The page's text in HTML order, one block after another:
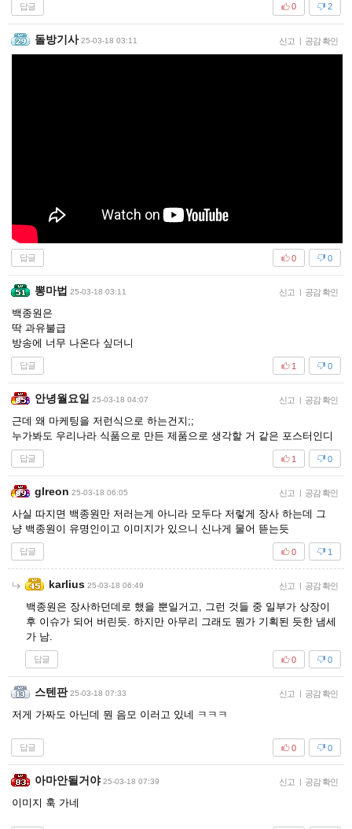
답글 2
0
돌방기사 25-03-18 03:11 신고 | 공감 확인
답글 0
0
뽕마법 25-03-18 03:11 신고 | 공감 확인
백종원은
딱 과유불급
방송에 너무 나온다 싶더니
답글 0
1
안녕월요일 25-03-18 04:07 신고 | 공감 확인
근데 왜 마케팅을 저런식으로 하는건지;;
누가봐도 우리나라 식품으로 만든 제품으로 생각할 거 같은 포스터인디
답글 0
1
glreon 25-03-18 06:05 신고 | 공감 확인
사실 따지면 백종원만 저러는게 아니라 모두다 저렇게 장사 하는데 그
냥 백종원이 유명인이고 이미지가 있으니 신나게 물어 뜯는듯
답글 1
0
karlius 25-03-18 06:49 신고 | 공감 확인
백종원은 장사하던데로 했을 뿐일거고, 그런 것들 중 일부가 상장이
후 이슈가 되어 버린듯. 하지만 아무리 그래도 뭔가 기획된 듯한 냄세
가 남.
답글 0
0
스텐판 25-03-18 07:33 신고 | 공감 확인
저게 가짜도 아닌데 뭔 음모 이러고 있네 ㅋㅋㅋ
답글 0
0
아마안될거야 25-03-18 07:39 신고 | 공감 확인
이미지 훅 가네